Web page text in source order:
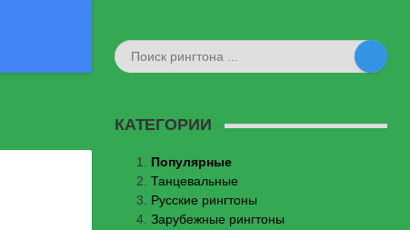
КАТЕГОРИИ
Популярные
Танцевальные
Русские рингтоны
Зарубежные рингтоны